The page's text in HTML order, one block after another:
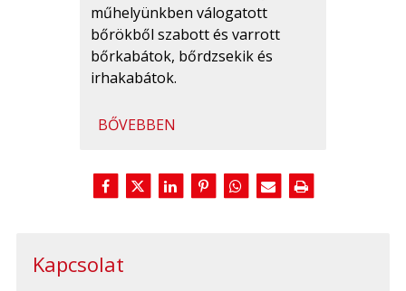
műhelyünkben válogatott
bőrökből szabott és varrott
bőrkabátok, bőrdzsekik és
irhakabátok.
BŐVEBBEN
Kapcsolat